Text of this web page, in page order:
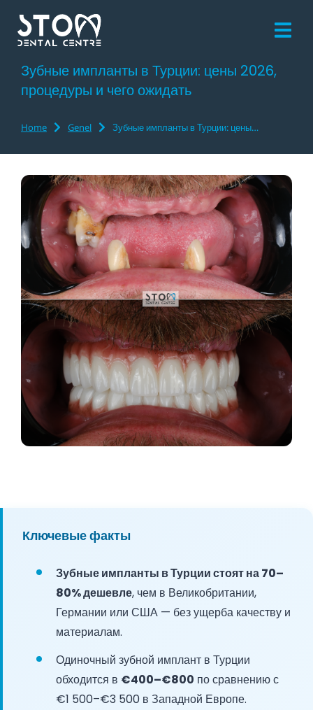
Зубные импланты в Турции: цены 2026,
процедуры и чего ожидать
You are here:
Home Genel Зубные импланты в Турции: цены…
Ключевые факты
Зубные импланты в Турции стоят на 70–
80% дешевле, чем в Великобритании,
Германии или США — без ущерба качеству и
материалам.
Одиночный зубной имплант в Турции
обходится в €400–€800 по сравнению с
€1 500–€3 500 в Западной Европе.